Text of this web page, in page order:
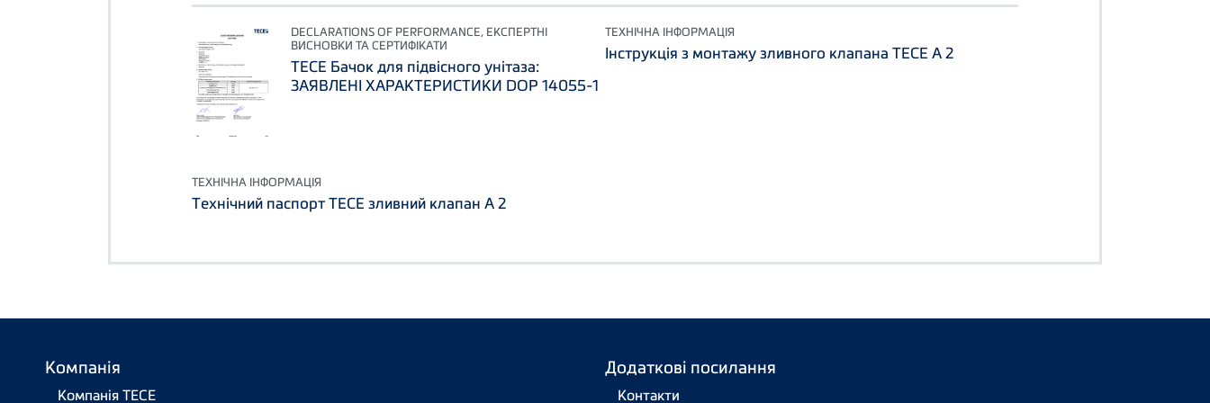
DECLARATIONS OF PERFORMANCE, ЕКСПЕРТНІ
ВИСНОВКИ ТА СЕРТИФІКАТИ
TECE Бачок для підвісного унітаза:
ЗАЯВЛЕНІ ХАРАКТЕРИСТИКИ DOP 14055-1
ТЕХНІЧНА ІНФОРМАЦІЯ
Інструкція з монтажу зливного клапана TECE A 2
ТЕХНІЧНА ІНФОРМАЦІЯ
Технічний паспорт TECE зливний клапан A 2
Компанія
Компанія ТЕСЕ
Додаткові посилання
Контакти